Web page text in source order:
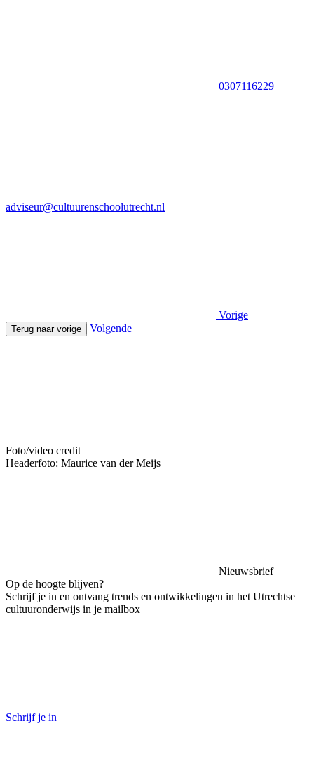
0307116229
adviseur@cultuurenschoolutrecht.nl
Vorige
Terug naar vorige Volgende
Foto/video credit
Headerfoto: Maurice van der Meijs
Nieuwsbrief
Op de hoogte blijven?
Schrijf je in en ontvang trends en ontwikkelingen in het Utrechtse
cultuuronderwijs in je mailbox
Schrijf je in